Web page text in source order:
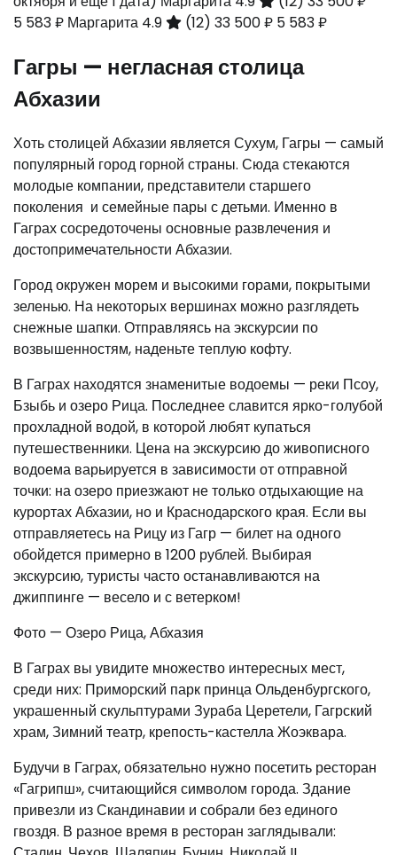
5 583 ₽ Маргарита 4.9 (12) 33 500 ₽ 5 583 ₽
Гагры — негласная столица
Абхазии
Хоть столицей Абхазии является Сухум, Гагры — самый
популярный город горной страны. Сюда стекаются
молодые компании, представители старшего
поколения и семейные пары с детьми. Именно в
Гаграх сосредоточены основные развлечения и
достопримечательности Абхазии.
Город окружен морем и высокими горами, покрытыми
зеленью. На некоторых вершинах можно разглядеть
снежные шапки. Отправляясь на экскурсии по
возвышенностям, наденьте теплую кофту.
В Гаграх находятся знаменитые водоемы — реки Псоу,
Бзыбь и озеро Рица. Последнее славится ярко-голубой
прохладной водой, в которой любят купаться
путешественники. Цена на экскурсию до живописного
водоема варьируется в зависимости от отправной
точки: на озеро приезжают не только отдыхающие на
курортах Абхазии, но и Краснодарского края. Если вы
отправляетесь на Рицу из Гагр — билет на одного
обойдется примерно в 1200 рублей. Выбирая
экскурсию, туристы часто останавливаются на
джиппинге — весело и с ветерком!
Фото — Озеро Рица, Абхазия
В Гаграх вы увидите множество интересных мест,
среди них: Приморский парк принца Ольденбургского,
украшенный скульптурами Зураба Церетели, Гагрский
храм, Зимний театр, крепость-кастелла Жоэквара.
Будучи в Гаграх, обязательно нужно посетить ресторан
«Гагрипш», считающийся символом города. Здание
привезли из Скандинавии и собрали без единого
гвоздя. В разное время в ресторан заглядывали: